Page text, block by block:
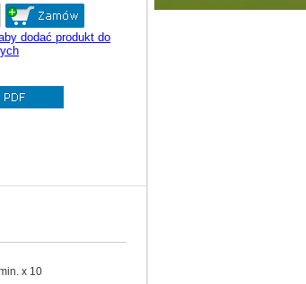
dodać produkt do
x 10